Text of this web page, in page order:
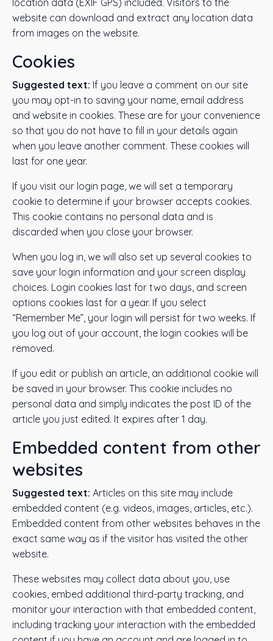
location data (EXIF GPS) included. Visitors to the
website can download and extract any location data
from images on the website.
Cookies
Suggested text: If you leave a comment on our site
you may opt-in to saving your name, email address
and website in cookies. These are for your convenience
so that you do not have to fill in your details again
when you leave another comment. These cookies will
last for one year.
If you visit our login page, we will set a temporary
cookie to determine if your browser accepts cookies.
This cookie contains no personal data and is
discarded when you close your browser.
When you log in, we will also set up several cookies to
save your login information and your screen display
choices. Login cookies last for two days, and screen
options cookies last for a year. If you select
“Remember Me”, your login will persist for two weeks. If
you log out of your account, the login cookies will be
removed.
If you edit or publish an article, an additional cookie will
be saved in your browser. This cookie includes no
personal data and simply indicates the post ID of the
article you just edited. It expires after 1 day.
Embedded content from other
websites
Suggested text: Articles on this site may include
embedded content (e.g. videos, images, articles, etc.).
Embedded content from other websites behaves in the
exact same way as if the visitor has visited the other
website.
These websites may collect data about you, use
cookies, embed additional third-party tracking, and
monitor your interaction with that embedded content,
including tracking your interaction with the embedded